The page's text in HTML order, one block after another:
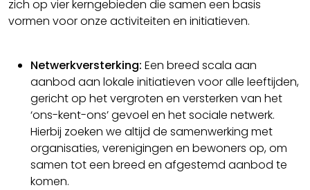
zich op vier kerngebieden die samen een basis
vormen voor onze activiteiten en initiatieven.
Netwerkversterking: Een breed scala aan
aanbod aan lokale initiatieven voor alle leeftijden,
gericht op het vergroten en versterken van het
‘ons-kent-ons’ gevoel en het sociale netwerk.
Hierbij zoeken we altijd de samenwerking met
organisaties, verenigingen en bewoners op, om
samen tot een breed en afgestemd aanbod te
komen.